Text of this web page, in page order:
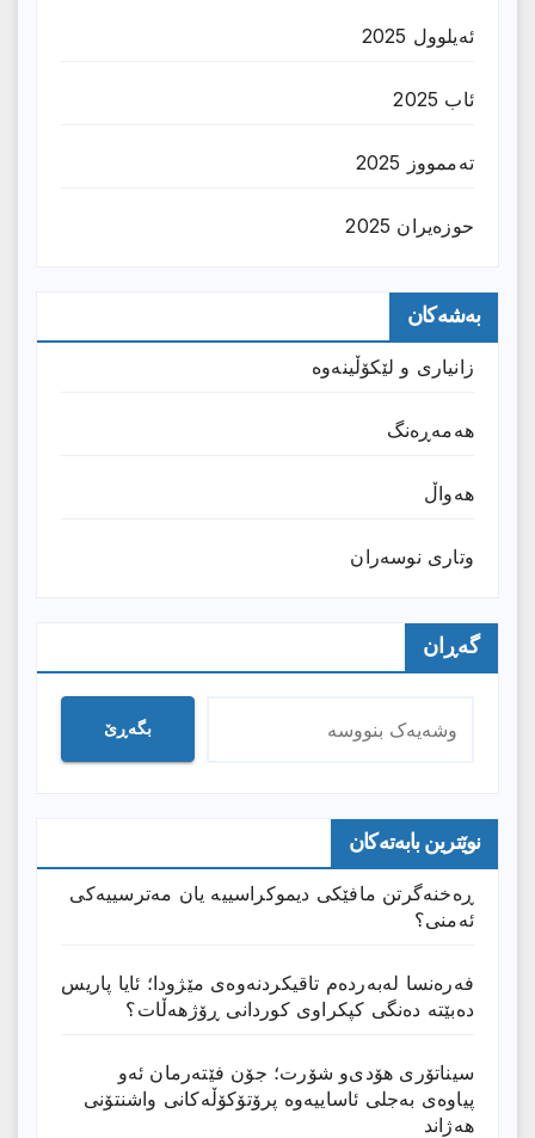
ئەیلوول 2025
ئاب 2025
تەممووز 2025
حوزه‌یران 2025
بەشەکان
زانیارى و لێکۆڵینەوە
هەمەڕەنگ
هەواڵ
وتارى نوسەران
گەڕان
بگەڕێ
نوێترین بابەتەکان
ڕەخنەگرتن مافێکی دیموکراسییە یان مەترسییەکی
ئەمنی؟
فەرەنسا لەبەردەم تاقیکردنەوەی مێژودا؛ ئایا پاریس
دەبێتە دەنگی کپکراوی کوردانی ڕۆژھەڵات؟
سیناتۆری هۆدی‌و شۆرت؛ جۆن فێتەرمان ئەو
پیاوەی بەجلی ئاساییەوە پرۆتۆکۆڵەکانی واشنتۆنی
هەژاند